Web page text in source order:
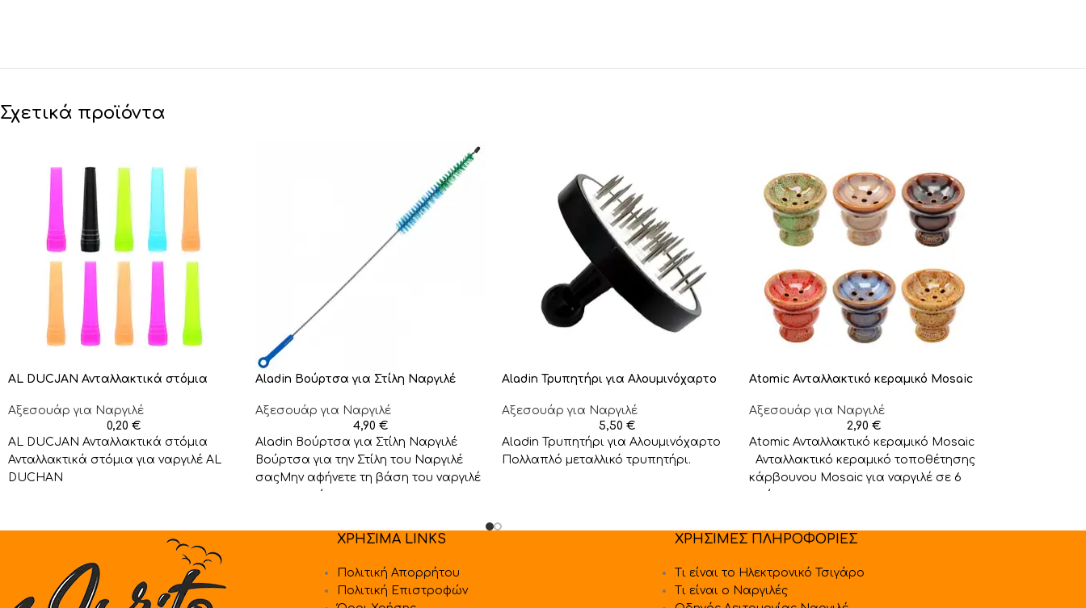
Σχετικά προϊόντα
AL DUCJAN Ανταλλακτικά στόμια
Αξεσουάρ για Ναργιλέ
0,20 €
AL DUCJAN Ανταλλακτικά στόμια
Ανταλλακτικά στόμια για ναργιλέ AL
DUCHAN
Aladin Βούρτσα για Στίλη Ναργιλέ
Αξεσουάρ για Ναργιλέ
4,90 €
Aladin Βούρτσα για Στίλη Ναργιλέ
Βούρτσα για την Στίλη του Ναργιλέ
σαςΜην αφήνετε τη βάση του ναργιλέ
Aladin Τρυπητήρι για Αλουμινόχαρτο
Αξεσουάρ για Ναργιλέ
5,50€
Aladin Τρυπητήρι για Αλουμινόχαρτο
Πολλαπλό μεταλλικό τρυπητήρι.
Atomic Ανταλλακτικό κεραμικό Mosaic
Αξεσουάρ για Ναργιλέ
2,90€
Atomic Ανταλλακτικό κεραμικό Mosaic
Ανταλλακτικό κεραμικό τοποθέτησης
κάρβουνου Mosaic για ναργιλέ σε 6
ΧΡΗΣΙΜΑ LINKS
Πολιτική Απορρήτου
Πολιτική Επιστροφών
ΧΡΗΣΙΜΕΣ ΠΛΗΡΟΦΟΡΙΕΣ
Τι είναι το Ηλεκτρονικό Τσιγάρο
Τι είναι ο Ναργιλές